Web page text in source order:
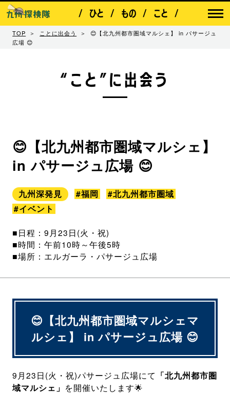
ひと もの こと
TOP ことに出会う
😊【北九州都市圏域マルシェ】 in パサージュ
広場 😊
“こと”に出会う
😊【北九州都市圏域マルシェ】
in パサージュ広場 😊
九州深発見 #福岡
#北九州都市圏域
#イベント
■日程：9月23日(火・祝)
■時間：午前10時～午後5時
■場所：エルガーラ・パサージュ広場
😊【北九州都市圏域マルシェマ
ルシェ】 in パサージュ広場 😊
9月23日(火・祝)パサージュ広場にて 「北九州都市圏
域マルシェ」 を開催いたします🌟